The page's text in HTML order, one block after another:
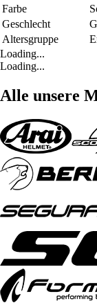
Farbe
Geschlecht
Altersgruppe
Loading...
Loading...
Alle unsere